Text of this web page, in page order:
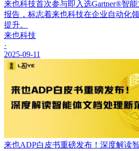
来也科技首次参与即入选Gartner®智
报告，标志着来也科技在企业自动化
提升。
来也科技
·
2025-09-11
来也ADP白皮书重磅发布！深度解读